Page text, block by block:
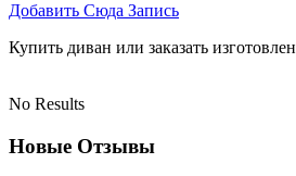
Добавить Сюда Запись
Купить диван или заказать
No Results
Новые Отзывы